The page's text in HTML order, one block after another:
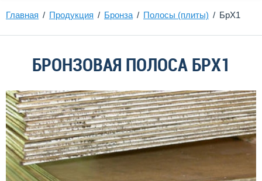
Главная Продукция Бронза Полосы (плиты) БрХ1
БРОНЗОВАЯ ПОЛОСА БРХ1